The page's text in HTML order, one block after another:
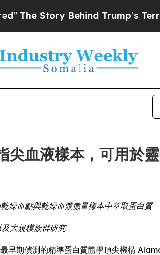
Story Behind Trump’s Terrible
血液樣本，可用於
燥血點與乾燥血漿微量樣本中萃取蛋白質
大規模族群研究
早期偵測的精準蛋白質體學頂尖機構